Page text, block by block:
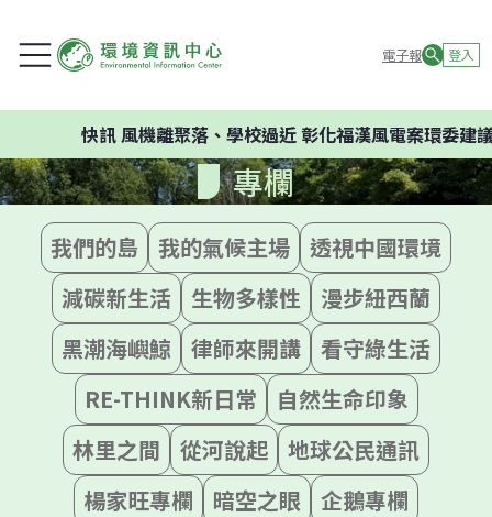
電子報 登入
風機離聚落、學校過近 彰化福漢風電案環委建議不應開發
專欄
我們的島 我的氣候主場
透視中國環境
減碳新生活
生物多樣性
漫步紐西蘭
黑潮海嶼鯨
律師來開講
看守綠生活
RE-THINK新日常
自然生命印象
林里之間
從河說起
地球公民通訊
楊家旺專欄
暗空之眼
企鵝專欄